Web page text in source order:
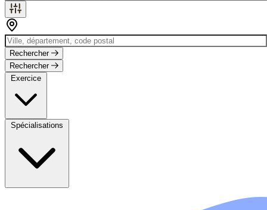
Rechercher
Rechercher
Exercice
Spécialisations